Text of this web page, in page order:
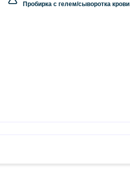
Пробирка с гелем/сыворотка крови